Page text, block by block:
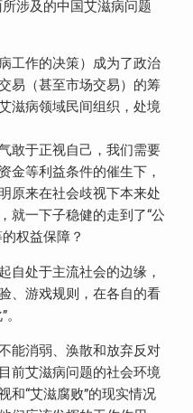
涉及的中国艾滋病问题
工作的决策）成为了政治
易（甚至市场交易）的筹
滋病领域民间组织，处境
敢于正视自己，我们需要
金等利益条件的催生下，
原来在社会歧视下本来处
就一下子稳健的走到了“公
权益保障？
自处于主流社会的边缘，
、游戏规则，在各自的看
能消弱、涣散和放弃反对
前艾滋病问题的社会环境
和“艾滋腐败”的现实情况